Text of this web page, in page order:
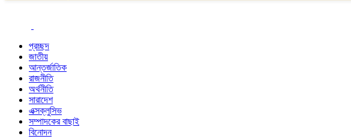
প্রচ্ছদ
জাতীয়
আন্তর্জাতিক
রাজনীতি
অর্থনীতি
সারাদেশ
এক্সক্লুসিভ
সম্পাদকের বাছাই
বিনোদন